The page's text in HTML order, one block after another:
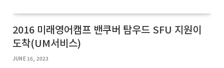
2016 미래영어캠프 밴쿠버 탐우드 SFU 지원이
도착(UM서비스)
JUNE 16, 2023